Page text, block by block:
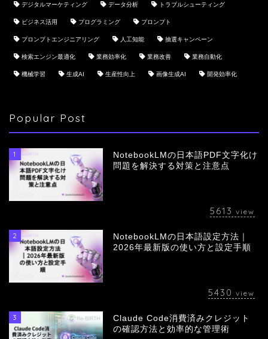
デジタルマーケティング データ分析 トラブルシューティング
ビジネス活用 プログラミング プロンプト
プロンプトエンジニアリング 人工知能 抽選キャンペーン
検索エンジン最適化 業務効率化 業務改善 業務自動化
機械学習 生成AI 生産性向上 画像生成AI 開発効率化
Popular Post
1
NotebookLMの日本語PDF文字化け
問題を解決する対策と注意点
5613 view
2
NotebookLMの日本語設定方法｜
2026年最新版の使い方と設定手順
5430 view
3
Claude Code消費済みクレジット
の確認方法と効率的な管理術
会社概要
採用情報